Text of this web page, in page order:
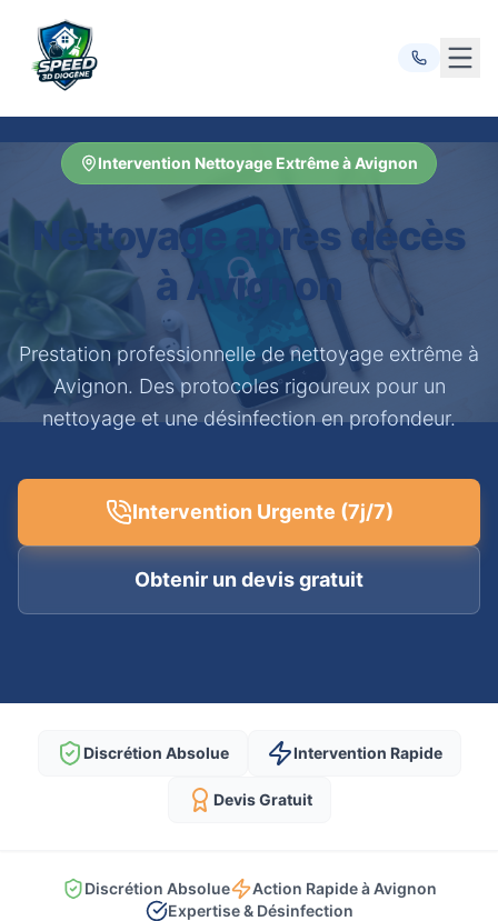
Intervention Nettoyage Extrême à Avignon
Nettoyage après décès
à Avignon
Prestation professionnelle de nettoyage extrême à
Avignon. Des protocoles rigoureux pour un
nettoyage et une désinfection en profondeur.
Intervention Urgente (7j/7)
Obtenir un devis gratuit
Discrétion Absolue Intervention Rapide
Devis Gratuit
Discrétion Absolue
Action Rapide à Avignon
Expertise & Désinfection